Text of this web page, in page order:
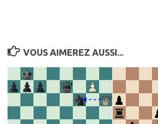
VOUS AIMEREZ AUSSI...